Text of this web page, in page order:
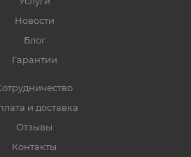
Новости
Блог
Гарантии
и доставка
Отзывы
Контакты